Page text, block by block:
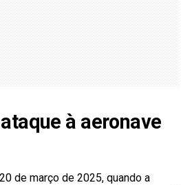
à aeronave
de março de 2025, quando a